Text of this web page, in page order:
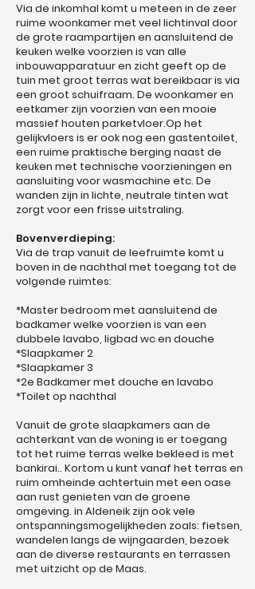
Via de inkomhal komt u meteen in de zeer
ruime woonkamer met veel lichtinval door
de grote raampartijen en aansluitend de
keuken welke voorzien is van alle
inbouwapparatuur en zicht geeft op de
tuin met groot terras wat bereikbaar is via
een groot schuifraam. De woonkamer en
eetkamer zijn voorzien van een mooie
massief houten parketvloer.Op het
gelijkvloers is er ook nog een gastentoilet,
een ruime praktische berging naast de
keuken met technische voorzieningen en
aansluiting voor wasmachine etc. De
wanden zijn in lichte, neutrale tinten wat
zorgt voor een frisse uitstraling.
Bovenverdieping:
Via de trap vanuit de leefruimte komt u
boven in de nachthal met toegang tot de
volgende ruimtes:
*Master bedroom met aansluitend de
badkamer welke voorzien is van een
dubbele lavabo, ligbad wc en douche
*Slaapkamer 2
*Slaapkamer 3
*2e Badkamer met douche en lavabo
*Toilet op nachthal
Vanuit de grote slaapkamers aan de
achterkant van de woning is er toegang
tot het ruime terras welke bekleed is met
bankirai.. Kortom u kunt vanaf het terras en
ruim omheinde achtertuin met een oase
aan rust genieten van de groene
omgeving. in Aldeneik zijn ook vele
ontspanningsmogelijkheden zoals: fietsen,
wandelen langs de wijngaarden, bezoek
aan de diverse restaurants en terrassen
met uitzicht op de Maas.